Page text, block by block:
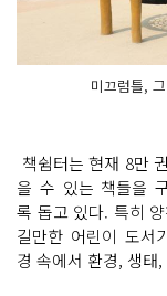
미끄럼틀,
책쉼터는 현재 8만
을 수 있는 책들을
록 돕고 있다. 특히
길만한 어린이 도서
경 속에서 환경, 생태